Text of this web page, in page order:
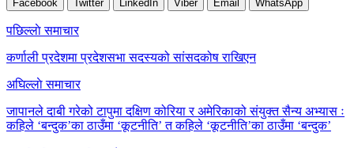
Facebook Twitter LinkedIn Viber Email WhatsApp
Post
navigation
पछिल्लाे समाचार
कर्णाली प्रदेशमा प्रदेशसभा सदस्यको सांसदकोष राखिएन
अघिल्लाे समाचार
जापानले दाबी गरेको टापुमा दक्षिण कोरिया र अमेरिकाको संयुक्त सैन्य अभ्यास ः
कहिले ‘बन्दुक’का ठाउँमा ‘कूटनीति’ त कहिले ‘कूटनीति’का ठाउँमा ‘बन्दुक’